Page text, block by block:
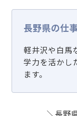
長野県の仕
軽井沢や白馬
学力を活かし
ます。